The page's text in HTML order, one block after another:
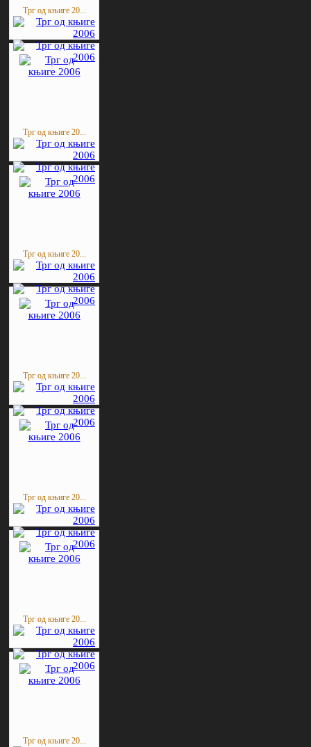
Трг од књиге 20...
Трг од књиге 20...
Трг од књиге 20...
Трг од књиге 20...
Трг од књиге 20...
Трг од књиге 20...
Трг од књиге 20...